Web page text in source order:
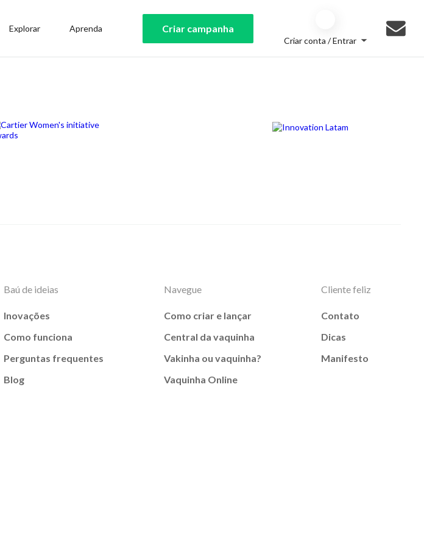
Explorar Aprenda Criar campanha
Criar conta / Entrar
Baú de ideias
Inovações
Como funciona
Perguntas frequentes
Blog
Navegue
Como criar e lançar
Central da vaquinha
Vakinha ou vaquinha?
Vaquinha Online
Cliente feliz
Contato
Dicas
Manifesto